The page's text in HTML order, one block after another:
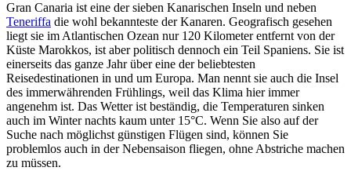
Gran Canaria ist eine der sieben Kanarischen Inseln und neben
Teneriffa die wohl bekannteste der Kanaren. Geografisch gesehen
liegt sie im Atlantischen Ozean nur 120 Kilometer entfernt von der
Küste Marokkos, ist aber politisch dennoch ein Teil Spaniens. Sie ist
einerseits das ganze Jahr über eine der beliebtesten
Reisedestinationen in und um Europa. Man nennt sie auch die Insel
des immerwährenden Frühlings, weil das Klima hier immer
angenehm ist. Das Wetter ist beständig, die Temperaturen sinken
auch im Winter nachts kaum unter 15°C. Wenn Sie also auf der
Suche nach möglichst günstigen Flügen sind, können Sie
problemlos auch in der Nebensaison fliegen, ohne Abstriche machen
zu müssen.